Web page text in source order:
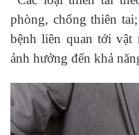
phòng, chống thiên
bệnh liên quan tới vật
ảnh hưởng đến khả